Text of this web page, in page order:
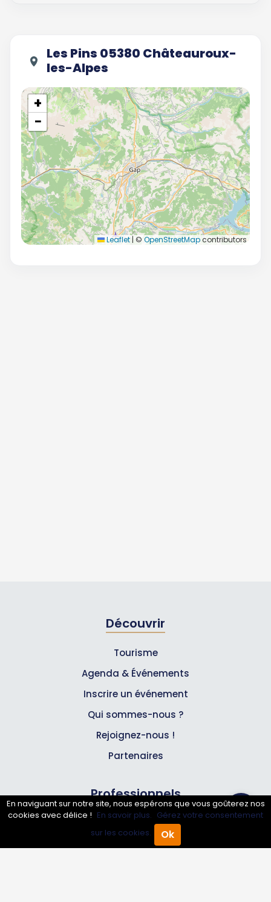
Annuaire Pro Agenda
Les Pins 05380 Châteauroux-
les-Alpes
+
−
Leaflet | © OpenStreetMapcontributors
Découvrir
Tourisme
Agenda & Événements
Inscrire un événement
Qui sommes-nous ?
Rejoignez-nous !
Partenaires
Professionnels
Annuaire pro
Inscrire mon entreprise
En naviguant sur notre site, nous espérons que vous goûterez nos
cookies avec délice ! En savoir plus. Gérez votre consentement
sur les cookies.
Ok